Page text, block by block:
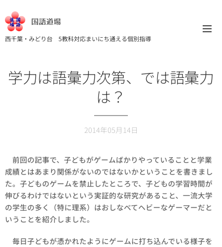
国語道場
西千葉・みどり台 5教科対応まいにち通える個別指導
学力は語彙力次第、では語彙力
は？
2014年05月14日
前回の記事で、子どもがゲームばかりやっていることと学業
成績とはあまり関係がないのではないかということを書きまし
た。子どものゲームを禁止したところで、子どもの学習時間が
伸びるわけではないという実証的な研究があること、一流大学
の学生の多く（特に理系）はおしなべてヘビーなゲーマーだと
いうことを紹介しました。
毎日子どもが憑かれたようにゲームに打ち込んでいる様子を